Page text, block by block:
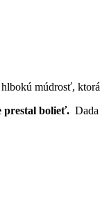
múdrosť,
prestal bolieť.